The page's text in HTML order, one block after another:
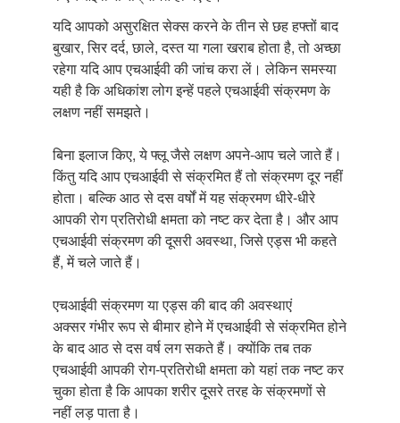
यदि आपको असुरक्षित सेक्स करने के तीन से छह हफ्तों बाद
बुखार, सिर दर्द, छाले, दस्त या गला खराब होता है, तो अच्छा
रहेगा यदि आप एचआईवी की जांच करा लें। लेकिन समस्या
यही है कि अधिकांश लोग इन्हें पहले एचआईवी संक्रमण के
लक्षण नहीं समझते।
बिना इलाज किए, ये फ्लू जैसे लक्षण अपने-आप चले जाते हैं।
किंतु यदि आप एचआईवी से संक्रमित हैं तो संक्रमण दूर नहीं
होता। बल्कि आठ से दस वर्षों में यह संक्रमण धीरे-धीरे
आपकी रोग प्रतिरोधी क्षमता को नष्ट कर देता है। और आप
एचआईवी संक्रमण की दूसरी अवस्था, जिसे एड्स भी कहते
हैं, में चले जाते हैं।
एचआईवी संक्रमण या एड्स की बाद की अवस्थाएं
अक्सर गंभीर रूप से बीमार होने में एचआईवी से संक्रमित होने
के बाद आठ से दस वर्ष लग सकते हैं। क्योंकि तब तक
एचआईवी आपकी रोग-प्रतिरोधी क्षमता को यहां तक नष्ट कर
चुका होता है कि आपका शरीर दूसरे तरह के संक्रमणों से
नहीं लड़ पाता है।